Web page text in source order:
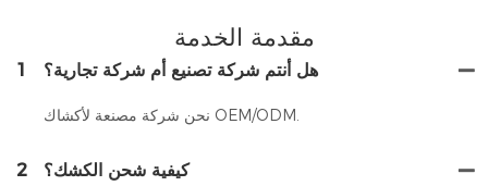
مقدمة الخدمة
1 هل أنتم شركة تصنيع أم شركة تجارية؟
نحن شركة مصنعة لأكشاك OEM/ODM.
2 كيفية شحن الكشك؟